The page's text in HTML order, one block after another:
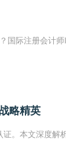
际注册会计师
略精英
。本文深度解